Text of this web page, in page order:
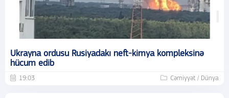
Ukrayna ordusu Rusiyadakı neft-kimya kompleksinə
hücum edib
19:03 Cəmiyyət / Dünya